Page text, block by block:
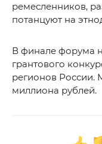
ремесленников,
потанцуют на
В финале форума
грантового
регионов России.
миллиона рублей.